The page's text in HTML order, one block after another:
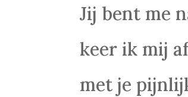
Jij bent me
keer ik mij
met je